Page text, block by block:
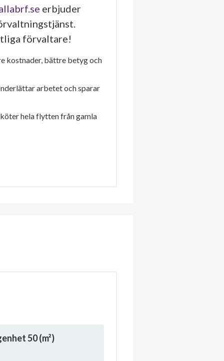
erbjuder
förvaltare!
kostnader, bättre betyg och
arbetet och sparar
hela flytten från gamla
50(m²)